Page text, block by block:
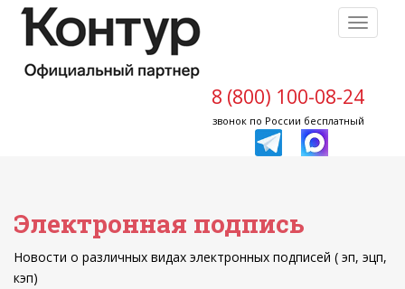
8 (800) 100-08-24
звонок по России бесплатный
Электронная подпись
Новости о различных видах электронных подписей ( эп, эцп,
кэп)